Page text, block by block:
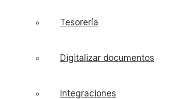
Tesorería
Digitalizar documentos
Integraciones